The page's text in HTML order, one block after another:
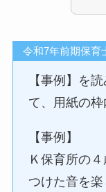
令和7年前期保育
【事例】を
て、用紙の枠
【事例】
Ｋ保育所の
つけた音を楽